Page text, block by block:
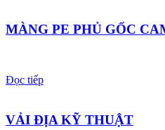
MÀNG PE PHỦ GỐC
Đọc tiếp
VẢI ĐỊA KỸ THUẬT